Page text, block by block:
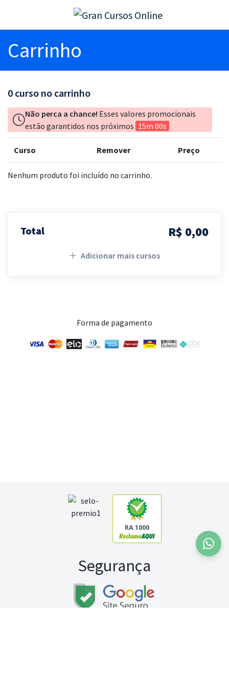
Carrinho
0 curso no carrinho
Não perca a chance! Esses valores promocionais
estão garantidos nos próximos 15m 00s
Curso Remover Preço
Nenhum produto foi incluído no carrinho.
Total R$ 0,00
Adicionar mais cursos
Forma de pagamento
RA 1000
Segurança